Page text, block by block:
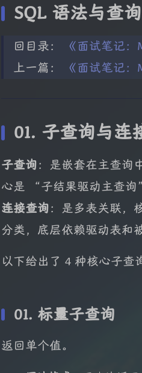
SQL 语法与查
回目录：
《面试笔记：
上一篇：
《面试笔记：
01. 子查询与连
子查询：是嵌套在主查
心是 “子结果驱动主查询
连接查询：是多表关联
分类，底层依赖驱动表和
以下给出了 4 种核心子查
01. 标量子查询
返回单个值。